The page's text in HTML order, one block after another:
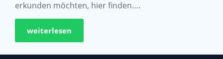
erkunden möchten, hier finden….
weiterlesen